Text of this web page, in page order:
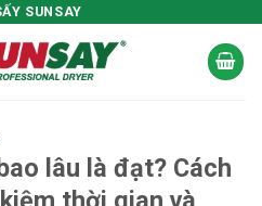
SUNSAY
lâu là đạt? Cách